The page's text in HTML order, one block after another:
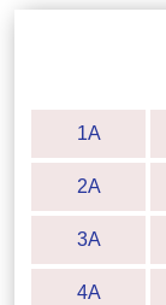
1A
2A
3A
4A